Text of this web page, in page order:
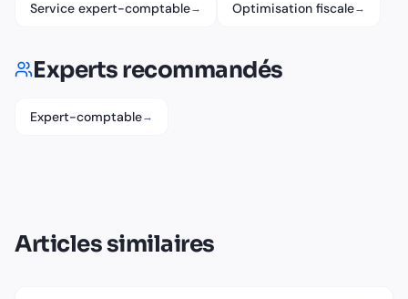
Service expert-comptable→ Optimisation fiscale→
Experts recommandés
Expert-comptable→
Articles similaires